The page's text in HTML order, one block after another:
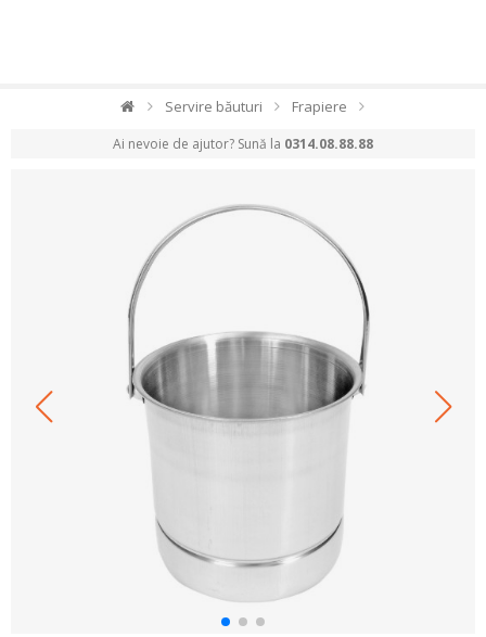
Servire băuturi Frapiere
Ai nevoie de ajutor? Sună la 0314.08.88.88